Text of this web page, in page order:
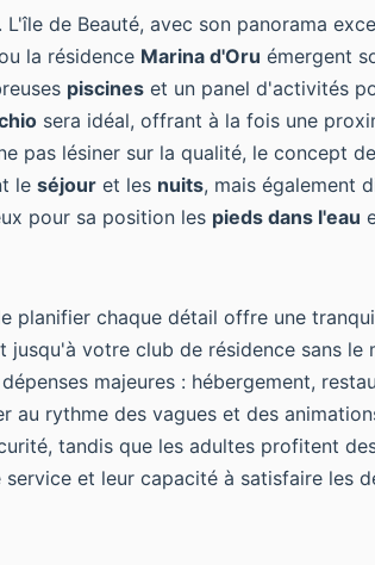
de Beauté, avec son panorama
la résidence Marina d'Oru émergent
piscines et un panel d'activités
sera idéal, offrant à la fois une
pas lésiner sur la qualité, le concept
le séjour et les nuits, mais également
pour sa position les pieds dans l'eau
planifier chaque détail offre une
jusqu'à votre club de résidence sans le
majeures : hébergement,
au rythme des vagues et des
tandis que les adultes profitent
et leur capacité à satisfaire les